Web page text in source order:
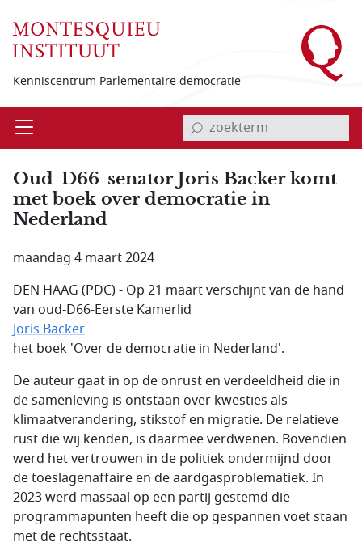
Kenniscentrum Parlementaire democratie
Open invoerveld zoekterm
Oud-D66-senator Joris Backer komt
met boek over democratie in
Nederland
maandag 4 maart 2024
DEN HAAG (PDC) - Op 21 maart verschijnt van de hand
van oud-D66-Eerste Kamerlid
Joris Backer
het boek 'Over de democratie in Nederland'.
De auteur gaat in op de onrust en verdeeldheid die in
de samenleving is ontstaan over kwesties als
klimaatverandering, stikstof en migratie. De relatieve
rust die wij kenden, is daarmee verdwenen. Bovendien
werd het vertrouwen in de politiek ondermijnd door
de toeslagenaffaire en de aardgasproblematiek. In
2023 werd massaal op een partij gestemd die
programmapunten heeft die op gespannen voet staan
met de rechtsstaat.